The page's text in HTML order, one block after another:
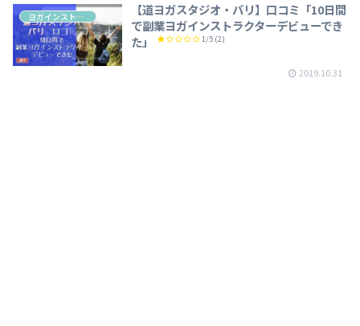
ヨガインストラクター養成講座・海外
【道ヨガスタジオ・バリ】口コミ「10日間
で副業ヨガインストラクターデビューでき
た」
1/5 (2)
2019.10.31